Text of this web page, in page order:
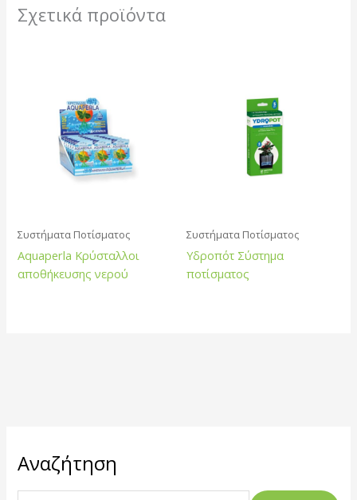
Αναζήτηση
ν
Σχετικά προϊόντα
Συστήματα Ποτίσματος
Aquaperla Κρύσταλλοι
αποθήκευσης νερού
Συστήματα Ποτίσματος
Υδροπότ Σύστημα
ποτίσματος